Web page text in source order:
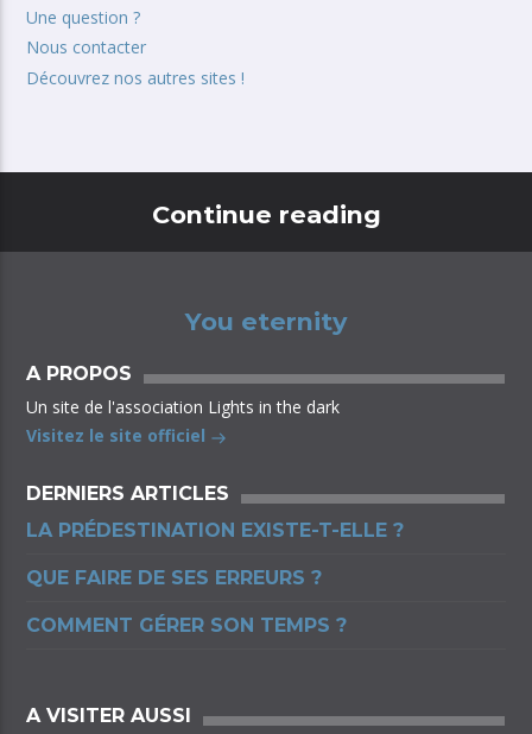
Une question ?
Nous contacter
Découvrez nos autres sites !
Continue reading
You eternity
A PROPOS
Un site de l'association Lights in the dark
Visitez le site officiel
DERNIERS ARTICLES
LA PRÉDESTINATION EXISTE-T-ELLE ?
QUE FAIRE DE SES ERREURS ?
COMMENT GÉRER SON TEMPS ?
A VISITER AUSSI